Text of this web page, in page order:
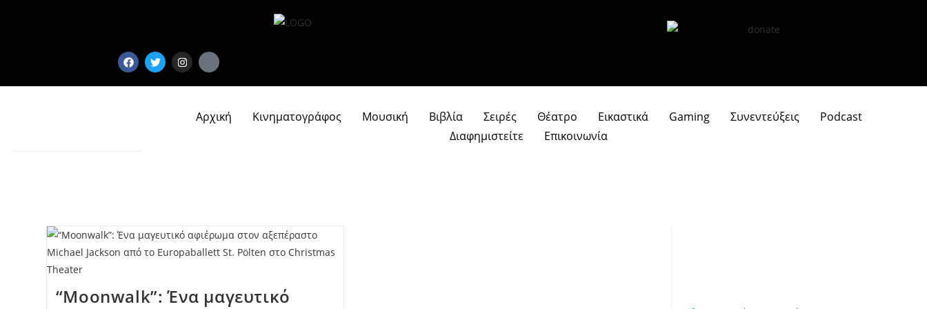
Αρχική Κινηματογράφος Μουσική Βιβλία Σειρές Θέατρο Εικαστικά Gaming Συνεντεύξεις
Podcast
Διαφημιστείτε
Επικοινωνία
“Moonwalk”: Ένα μαγευτικό